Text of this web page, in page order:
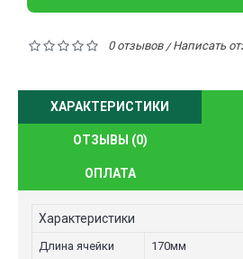
0 отзывов/Написать
ХАРАКТЕРИСТИКИ
ОТЗЫВЫ (0)
ОПЛАТА
Характеристики
Длина ячейки
170мм